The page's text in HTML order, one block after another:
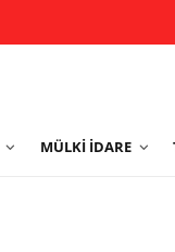
MÜLKI İDARE